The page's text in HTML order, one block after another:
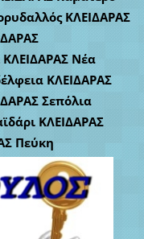
ΚΛΕΙΔΑΡΑΣ
Νέα
ΚΛΕΙΔΑΡΑΣ
Σεπόλια
ΚΛΕΙΔΑΡΑΣ
Πεύκη